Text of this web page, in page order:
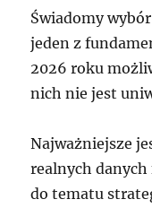
Świadomy
jeden z
2026 roku
nich nie jest
Najważniejsze
realnych danych
do tematu